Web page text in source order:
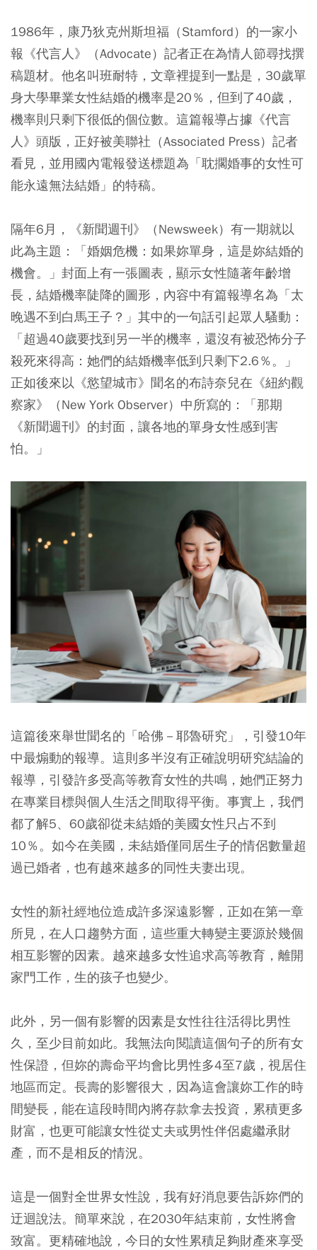
1986年，康乃狄克州斯坦福（Stamford）的一家小
報《代言人》（Advocate）記者正在為情人節尋找撰
稿題材。他名叫班耐特，文章裡提到一點是，30歲單
身大學畢業女性結婚的機率是20％，但到了40歲，
機率則只剩下很低的個位數。這篇報導占據《代言
人》頭版，正好被美聯社（Associated Press）記者
看見，並用國內電報發送標題為「耽擱婚事的女性可
能永遠無法結婚」的特稿。
隔年6月，《新聞週刊》（Newsweek）有一期就以
此為主題：「婚姻危機：如果妳單身，這是妳結婚的
機會。」封面上有一張圖表，顯示女性隨著年齡增
長，結婚機率陡降的圖形，內容中有篇報導名為「太
晚遇不到白馬王子？」其中的一句話引起眾人騷動：
「超過40歲要找到另一半的機率，還沒有被恐怖分子
殺死來得高：她們的結婚機率低到只剩下2.6％。」
正如後來以《慾望城市》聞名的布詩奈兒在《紐約觀
察家》（New York Observer）中所寫的：「那期
《新聞週刊》的封面，讓各地的單身女性感到害
怕。」
這篇後來舉世聞名的「哈佛－耶魯研究」，引發10年
中最煽動的報導。這則多半沒有正確說明研究結論的
報導，引發許多受高等教育女性的共鳴，她們正努力
在專業目標與個人生活之間取得平衡。事實上，我們
都了解5、60歲卻從未結婚的美國女性只占不到
10％。如今在美國，未結婚僅同居生子的情侶數量超
過已婚者，也有越來越多的同性夫妻出現。
女性的新社經地位造成許多深遠影響，正如在第一章
所見，在人口趨勢方面，這些重大轉變主要源於幾個
相互影響的因素。越來越多女性追求高等教育，離開
家門工作，生的孩子也變少。
此外，另一個有影響的因素是女性往往活得比男性
久，至少目前如此。我無法向閱讀這個句子的所有女
性保證，但妳的壽命平均會比男性多4至7歲，視居住
地區而定。長壽的影響很大，因為這會讓妳工作的時
間變長，能在這段時間內將存款拿去投資，累積更多
財富，也更可能讓女性從丈夫或男性伴侶處繼承財
產，而不是相反的情況。
這是一個對全世界女性說，我有好消息要告訴妳們的
迂迴說法。簡單來說，在2030年結束前，女性將會
致富。 更精確地說，今日的女性累積足夠財產來享受